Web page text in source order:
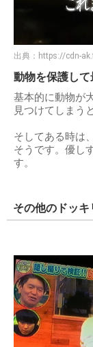
出典： https://cdn-
動物を保護して
基本的に動物が
見つけてしまう
そしてある時は
そうです。優し
す。
その他のドッキ